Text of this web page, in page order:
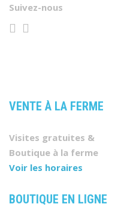
Suivez-nous
VENTE À LA FERME
Visites gratuites &
Boutique à la ferme
Voir les horaires
BOUTIQUE EN LIGNE